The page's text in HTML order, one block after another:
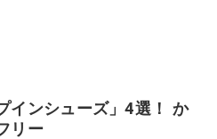
インシューズ」4選！ か
リー